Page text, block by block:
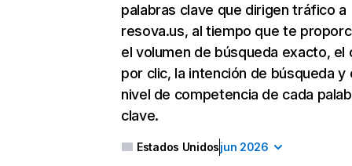
palabras clave que dirigen tráfico a
resova.us, al tiempo que te
el volumen de búsqueda exacto, el
por clic, la intención de búsqueda y
nivel de competencia de cada
clave.
Estados Unidosjun 2026